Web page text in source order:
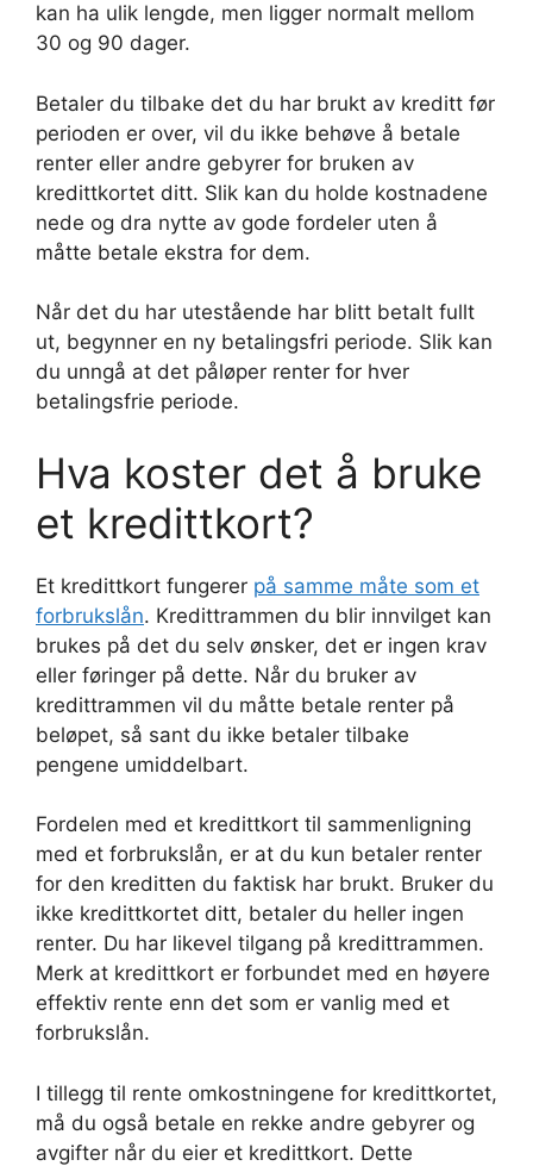
kan ha ulik lengde, men ligger normalt mellom
30 og 90 dager.
Betaler du tilbake det du har brukt av kreditt før
perioden er over, vil du ikke behøve å betale
renter eller andre gebyrer for bruken av
kredittkortet ditt. Slik kan du holde kostnadene
nede og dra nytte av gode fordeler uten å
måtte betale ekstra for dem.
Når det du har utestående har blitt betalt fullt
ut, begynner en ny betalingsfri periode. Slik kan
du unngå at det påløper renter for hver
betalingsfrie periode.
Hva koster det å bruke
et kredittkort?
Et kredittkort fungerer på samme måte som et
forbrukslån. Kredittrammen du blir innvilget kan
brukes på det du selv ønsker, det er ingen krav
eller føringer på dette. Når du bruker av
kredittrammen vil du måtte betale renter på
beløpet, så sant du ikke betaler tilbake
pengene umiddelbart.
Fordelen med et kredittkort til sammenligning
med et forbrukslån, er at du kun betaler renter
for den kreditten du faktisk har brukt. Bruker du
ikke kredittkortet ditt, betaler du heller ingen
renter. Du har likevel tilgang på kredittrammen.
Merk at kredittkort er forbundet med en høyere
effektiv rente enn det som er vanlig med et
forbrukslån.
I tillegg til rente omkostningene for kredittkortet,
må du også betale en rekke andre gebyrer og
avgifter når du eier et kredittkort. Dette